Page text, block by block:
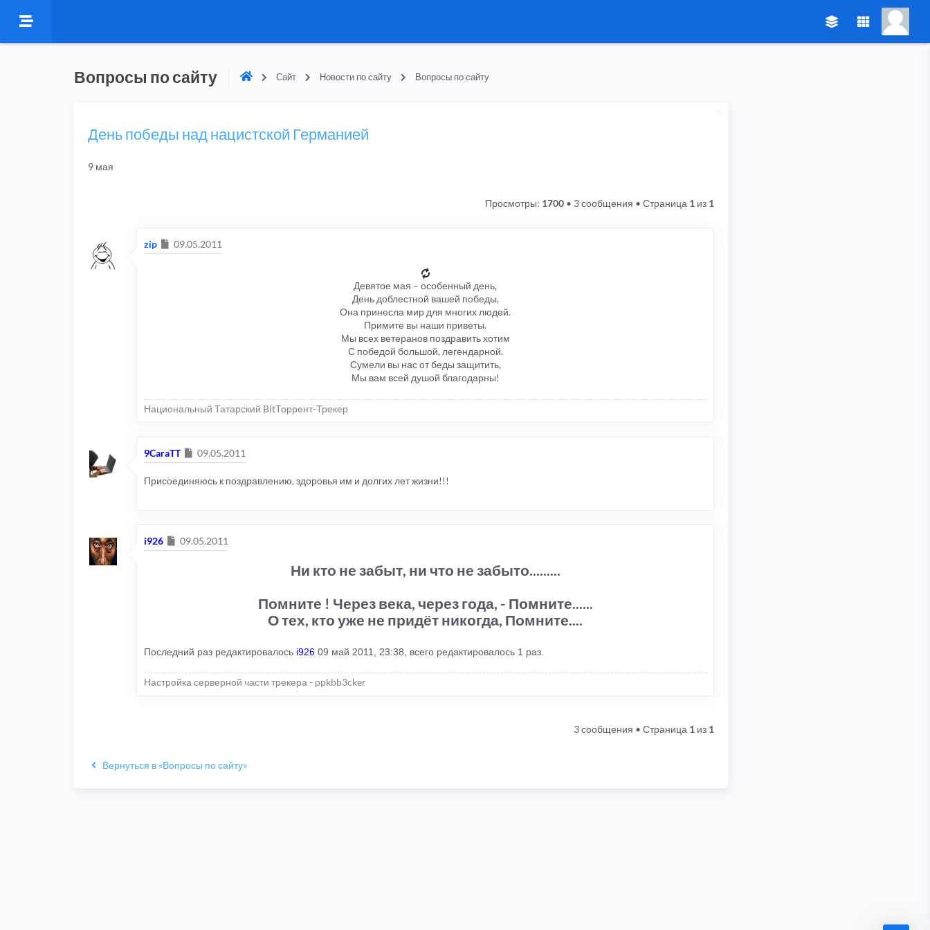
Вопросы по сайту Сайт Новости по сайту Вопросы по сайту
День победы над нацистской Германией
9 мая
3 сообщения • Страница 1 из 1
Просмотры: 1700 •
zip Сообщение
09.05.2011
Девятое мая – особенный день,
День доблестной вашей победы,
Она принесла мир для многих людей.
Примите вы наши приветы.
Мы всех ветеранов поздравить хотим
С победой большой, легендарной.
Сумели вы нас от беды защитить,
Мы вам всей душой благодарны!
Национальный Татарский BitТоррент-Трекер
9CaraTT Сообщение
09.05.2011
Присоединяюсь к поздравлению, здоровья им и долгих лет жизни!!!
i926 Сообщение
09.05.2011
Ни кто не забыт, ни что не забыто.........
Помните ! Через века, через года, - Помните......
О тех, кто уже не придёт никогда, Помните....
Последний раз редактировалось i926 09 май 2011, 23:38, всего редактировалось 1 раз.
Настройка серверной части трекера - ppkbb3cker
3 сообщения • Страница 1 из 1
Вернуться в «Вопросы по сайту»